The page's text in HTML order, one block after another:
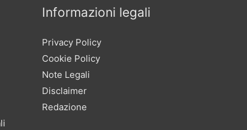
Informazioni legali
Privacy Policy
Cookie Policy
Note Legali
Disclaimer
Redazione